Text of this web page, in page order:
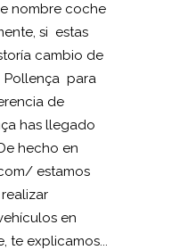
nombre coche
si estas
cambio de
para
de
has llegado
hecho en
estamos
en
te explicamos...